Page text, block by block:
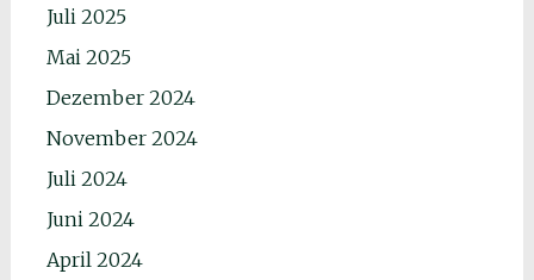
Juli 2025
Mai 2025
Dezember 2024
November 2024
Juli 2024
Juni 2024
April 2024